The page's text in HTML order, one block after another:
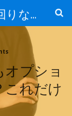
人生悠々自適 高利回りな投資法!
プショ
これだけ